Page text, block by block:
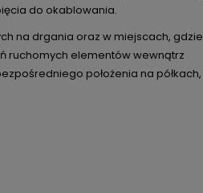
do okablowania.
na drgania oraz w miejscach, gdzie
ruchomych elementów wewnątrz
położenia na półkach,